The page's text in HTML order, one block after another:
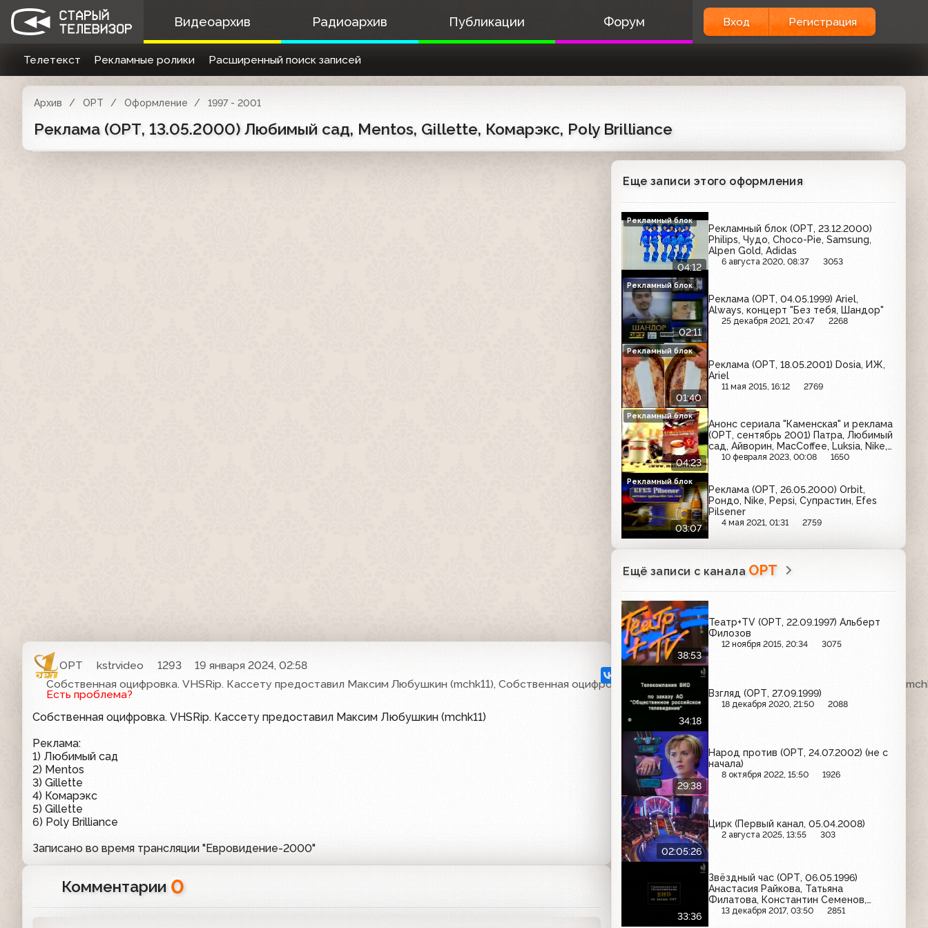
Видеоархив Радиоархив Публикации Форум Вход Регистрация
Телетекст Рекламные ролики Расширенный поиск записей
Архив ОРТ Оформление 1997 - 2001
Реклама (ОРТ, 13.05.2000) Любимый сад, Mentos, Gillette, Комарэкс, Poly Brilliance
ОРТ kstrvideo 1293
19 января 2024, 02:58
Собственная оцифровка. VHSRip. Кассету предоставил Максим Любушкин (mchk11), Собственная оцифровка. VHSRip. Кассету предоставил Максим Любушкин
Есть проблема?
Собственная оцифровка. VHSRip. Кассету предоставил Максим Любушкин (mchk11)
Реклама:
1) Любимый сад
2) Mentos
3) Gillette
4) Комарэкс
5) Gillette
6) Poly Brilliance
Записано во время трансляции "Евровидение-2000"
Комментарии 0
Еще записи этого оформления
04:12
Рекламный блок (ОРТ, 23.12.2000)
Philips, Чудо, Choco-Pie, Samsung,
Alpen Gold, Adidas
6 августа 2020, 08:37 3053
Рекламный блок
02:11
Реклама (ОРТ, 04.05.1999) Ariel,
Always, концерт "Без тебя, Шандор"
25 декабря 2021, 20:47 2268
Рекламный блок
01:40
Реклама (ОРТ, 18.05.2001) Dosia, ИЖ,
Ariel
11 мая 2015, 16:12 2769
Рекламный блок
04:23
Анонс сериала "Каменская" и реклама
(ОРТ, сентябрь 2001) Патра, Любимый
сад, Айворин, MacCoffee, Luksia, Nike,
Alpen Gold, Omsa, Тюнс, Биттнер,
10 февраля 2023, 00:08 1650
Рекламный блок
03:07
Реклама (ОРТ, 26.05.2000) Orbit,
Рондо, Nike, Pepsi, Супрастин, Efes
Pilsener
4 мая 2021, 01:31 2759
Рекламный блок
Ещё записи с канала ОРТ
38:53
Театр+TV (ОРТ, 22.09.1997) Альберт
Филозов
12 ноября 2015, 20:34 3075
34:18
Взгляд (ОРТ, 27.09.1999)
18 декабря 2020, 21:50 2088
29:38
Народ против (ОРТ, 24.07.2002) (не с
начала)
8 октября 2022, 15:50 1926
02:05:26
Цирк (Первый канал, 05.04.2008)
2 августа 2025, 13:55 303
33:36
Звёздный час (ОРТ, 06.05.1996)
Анастасия Райкова, Татьяна
Филатова, Константин Семенов,
Ольга Зеленова, Влад Юлдашев,
13 декабря 2017, 03:50 2851